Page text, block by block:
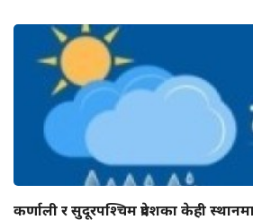
कर्णाली र सुदूरपश्चिम प्रदेशका केही